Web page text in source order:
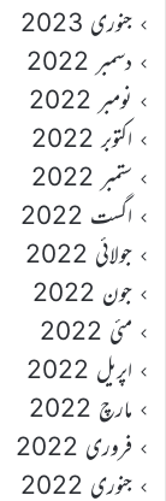
جنوری 2023
دسمبر 2022
نومبر 2022
اکتوبر 2022
ستمبر 2022
اگست 2022
جولائی 2022
جون 2022
مئی 2022
اپریل 2022
مارچ 2022
فروری 2022
جنوری 2022